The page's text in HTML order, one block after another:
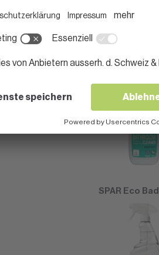
SPAR Kartoffeln
SPAR Eco